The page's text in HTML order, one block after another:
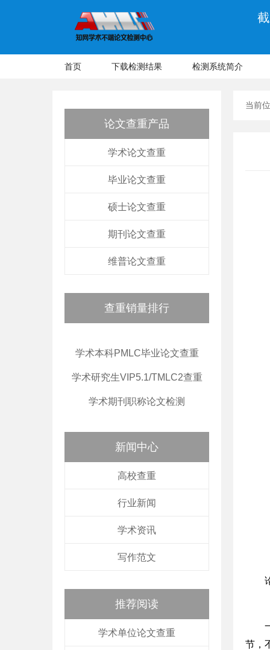
首页 下载检测结果 检测系统简介
论文查重产品
学术论文查重
毕业论文查重
硕士论文查重
期刊论文查重
维普论文查重
查重销量排行
学术本科PMLC毕业论文查重
学术研究生VIP5.1/TMLC2查重
学术期刊职称论文检测
新闻中心
高校查重
行业新闻
学术资讯
写作范文
推荐阅读
学术单位论文查重
当前
节，